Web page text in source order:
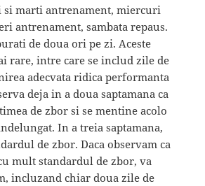
si marti antrenament, miercuri
antrenament, sambata repaus.
de doua ori pe zi. Aceste
rare, intre care se includ zile de
adecvata ridica performanta
deja in a doua saptamana ca
de zbor si se mentine acolo
In a treia saptamana,
de zbor. Daca observam ca
mult standardul de zbor, va
incluzand chiar doua zile de